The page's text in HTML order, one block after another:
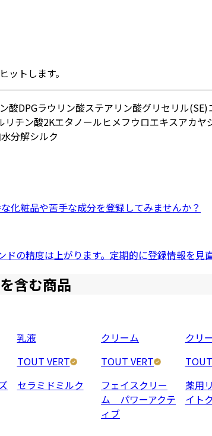
ットします。
酸DPGラウリン酸ステアリン酸グリセリル(SE)
リチン酸2Kエタノールヒメフウロエキスアカヤ
分解シルク
化粧品や苦手な成分を登録してみませんか？
の精度は上がります。定期的に登録情報を見
含む商品
乳液
TOUT VERT
セラミドミルク
クリーム
TOUT VERT
フェイスクリー
ム パワーアクテ
ィブ
クリ
薬用
イト